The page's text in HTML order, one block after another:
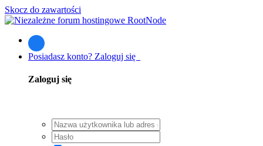
Skocz do zawartości
Posiadasz konto? Zaloguj się
Zaloguj się